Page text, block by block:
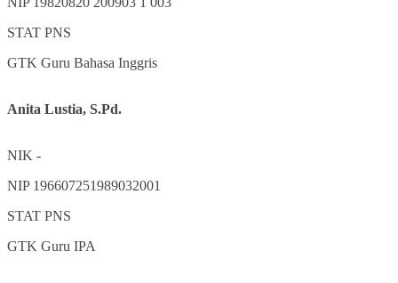
STAT PNS
GTK Guru Bahasa Inggris
Anita Lustia, S.Pd.
NIK -
NIP 196607251989032001
STAT PNS
GTK Guru IPA